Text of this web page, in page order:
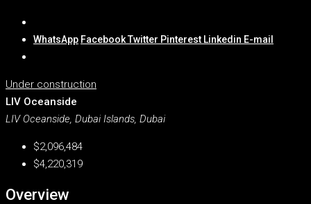
WhatsApp FacebookTwitter Pinterest Linkedin E-mail
Under construction
LIV Oceanside
LIV Oceanside, Dubai Islands, Dubai
$2,096,484
$4,220,319
Overview